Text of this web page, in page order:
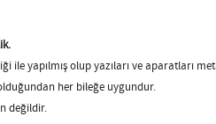
ile yapılmış olup yazıları ve aparatları
her bileğe uygundur.
değildir.